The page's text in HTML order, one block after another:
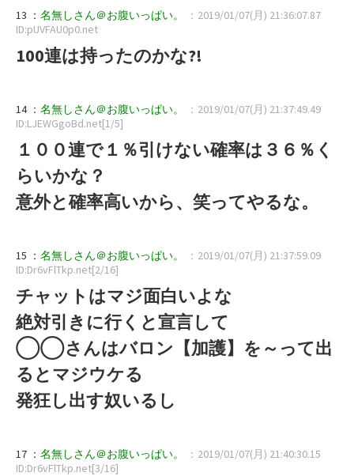
13 ： 名無しさん＠お腹いっぱい。
：2019/01/07(月) 21:36:07.87
ID:pUVFAU0p0.net
100連は持ったのかな?!
14 ： 名無しさん＠お腹いっぱい。
：2019/01/07(月) 21:37:49.49
ID:LJEWGgoBd.net[1/5]
１００連で１％引けない確率は３６％く
らいかな？
意外と確率高いから、笑ってやるな。
15 ： 名無しさん＠お腹いっぱい。
：2019/01/07(月) 21:37:59.09
ID:Dr6vFlTkp.net[2/16]
チャットはマジ面白いよな
絶対引きに行くと宣言して
◯◯さんはバロン【加護】を～って出
るとマジウケる
発狂し出す奴いるし
17 ： 名無しさん＠お腹いっぱい。
：2019/01/07(月) 21:40:30.15
ID:Dr6vFlTkp.net[3/16]